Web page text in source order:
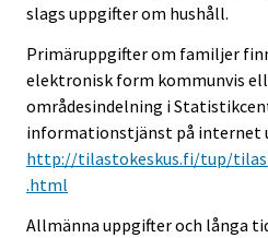
slags uppgifter om hushåll.
Primäruppgifter om familjer
elektronisk form kommunvis
områdesindelning i
informationstjänst på internet
http://tilastokeskus.fi/tup/
.html
Allmänna uppgifter och långa